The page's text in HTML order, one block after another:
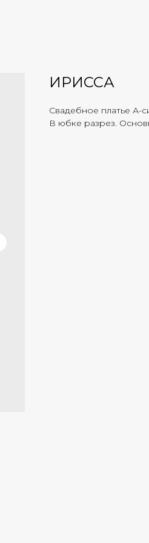
ИРИССА
Свадебное платье А-
В юбке разрез.